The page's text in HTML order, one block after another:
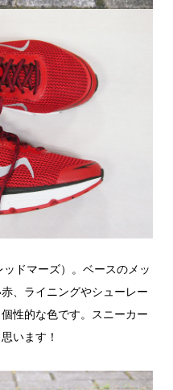
ドマーズ）。ベースのメッ
、ライニングやシューレー
性的な色です。スニーカー
います！